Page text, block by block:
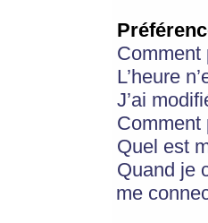
Comment
L’heure
J’ai
Comment
Quel est
Quand je
me